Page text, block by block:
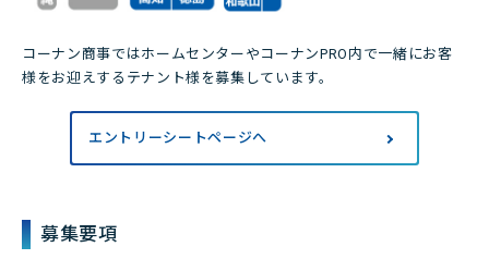
コーナン商事ではホームセンターやコーナンPRO内で一緒にお客
様をお迎えするテナント様を募集しています。
エントリーシートページへ
募集要項